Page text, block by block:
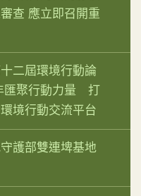
查 應立即召開重
二屆環境行動論
匯聚行動力量 打
境行動交流平台
護部雙連埤基地